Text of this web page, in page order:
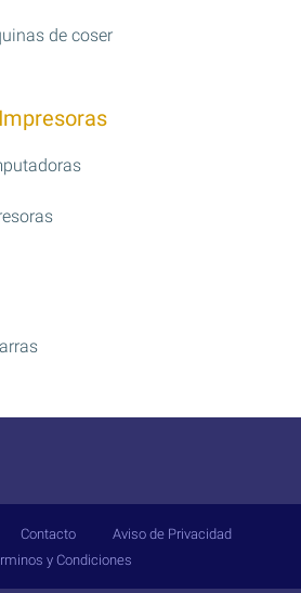
de coser
Contacto
Aviso de Privacidad
y Condiciones